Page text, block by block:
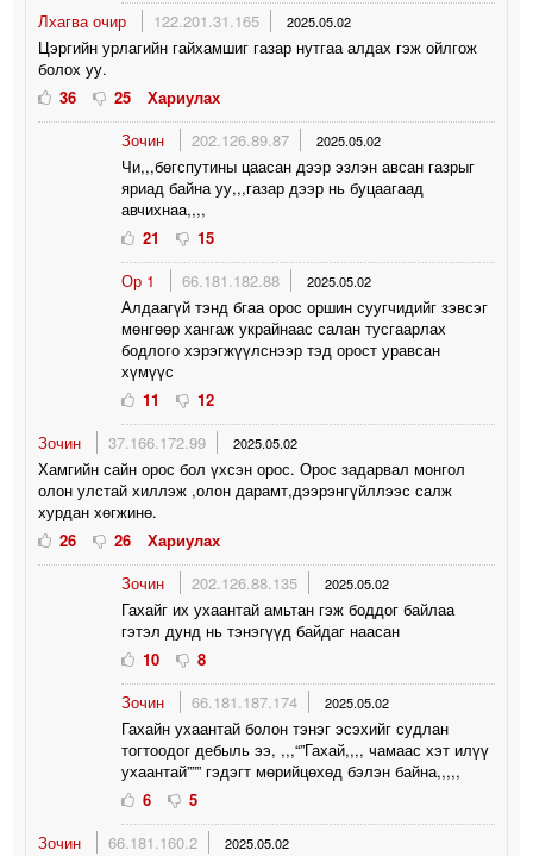
Лхагва очир
122.201.31.165 2025.05.02
Цэргийн урлагийн гайхамшиг газар нутгаа алдах гэж ойлгож
болох уу.
36
25
Хариулах
Зочин
202.126.89.87 2025.05.02
Чи,,,бөгспутины цаасан дээр эзлэн авсан газрыг
яриад байна уу,,,газар дээр нь буцаагаад
авчихнаа,,,,
21
15
Ор 1
66.181.182.88 2025.05.02
Алдаагүй тэнд бгаа орос оршин суугчидийг зэвсэг
мөнгөөр хангаж украйнаас салан тусгаарлах
бодлого хэрэгжүүлснээр тэд орост уравсан
хүмүүс
11
12
Зочин
37.166.172.99 2025.05.02
Хамгийн сайн орос бол үхсэн орос. Орос задарвал монгол
олон улстай хиллэж ,олон дарамт,дээрэнгүйллээс салж
хурдан хөгжинө.
26
26
Хариулах
Зочин
202.126.88.135 2025.05.02
Гахайг их ухаантай амьтан гэж боддог байлаа
гэтэл дунд нь тэнэгүүд байдаг наасан
10
8
Зочин
66.181.187.174 2025.05.02
Гахайн ухаантай болон тэнэг эсэхийг судлан
тогтоодог дебыль ээ, ,,,“”Гахай,,,, чамаас хэт илүү
ухаантай””” гэдэгт мөрийцөхөд бэлэн байна,,,,,
6
5
Зочин
66.181.160.2 2025.05.02